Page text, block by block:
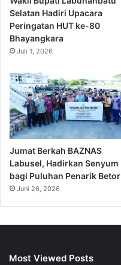
Selatan Hadiri Upacara
Peringatan HUT ke-80
Bhayangkara
Juli 1, 2026
Jumat Berkah BAZNAS
Labusel, Hadirkan Senyum
bagi Puluhan Penarik Betor
Juni 26, 2026
Most Viewed Posts